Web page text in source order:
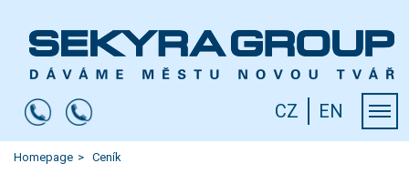
CZ EN
Homepage Ceník